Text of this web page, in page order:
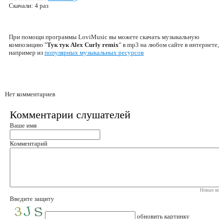
Скачали: 4 раз
При помощи программы LoviMusic вы можете скачать музыкальную
композицию "Тук тук Alex Curly remix" в mp3 на любом сайте в интернете,
например из популярных музыкальных ресурсов
Нет комментариев
Комментарии слушателей
Ваше имя
Комментарий
Новые
Введите защиту
обновить картинку